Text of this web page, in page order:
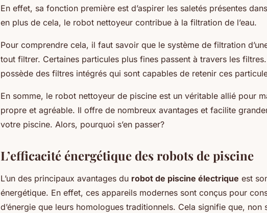
En effet, sa fonction première est d’aspirer les saletés présentes
en plus de cela, le robot nettoyeur contribue à la filtration de l’eau.
Pour comprendre cela, il faut savoir que le système de filtration
tout filtrer. Certaines particules plus fines passent à travers les
possède des filtres intégrés qui sont capables de retenir ces
En somme, le robot nettoyeur de piscine est un véritable allié pour
propre et agréable. Il offre de nombreux avantages et facilite
votre piscine. Alors, pourquoi s’en passer?
L’efficacité énergétique des robots de piscine
L’un des principaux avantages du robot de piscine électrique est
énergétique. En effet, ces appareils modernes sont conçus pour
d’énergie que leurs homologues traditionnels. Cela signifie que, non